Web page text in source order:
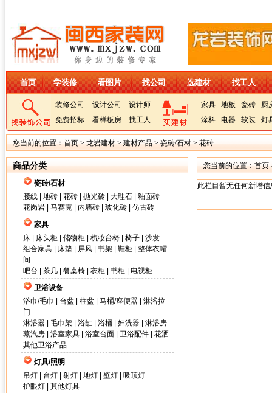
首页 学装修 看图片 找公司 选建材 找工人
装修公司 设计公司
设计师
免费招标
看样板房 找工人
家具 地板 瓷砖
厨
涂料
电器 软装 灯
您当前的位置：首页>龙岩建材>建材产品>瓷砖/石材>花砖
商品分类
瓷砖/石材
腰线| 地砖| 花砖| 抛光砖| 大理石| 釉面砖
花岗岩| 马赛克| 内墙砖| 玻化砖| 仿古砖
家具
床| 床头柜| 储物柜| 梳妆台椅| 椅子| 沙发
组合家具| 床垫| 屏风| 书架| 鞋柜| 整体衣帽
间
吧台
茶几| 餐桌椅| 衣柜| 书柜| 电视柜
卫浴设备
浴巾/毛巾
台盆| 柱盆| 马桶/座便器| 淋浴拉
门
淋浴器| 毛巾架| 浴缸| 浴桶| 妇洗器| 淋浴房
蒸汽房| 浴室家具| 浴室台面| 卫浴配件| 花洒
其他卫浴产品
灯具/照明
吊灯| 台灯| 射灯| 地灯| 壁灯| 吸顶灯
护眼灯| 其他灯具
您当前的位置：首页
此栏目暂无任何新增信